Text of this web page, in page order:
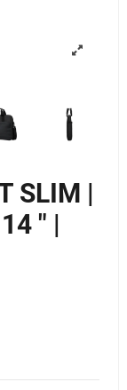
SLIM |
" |